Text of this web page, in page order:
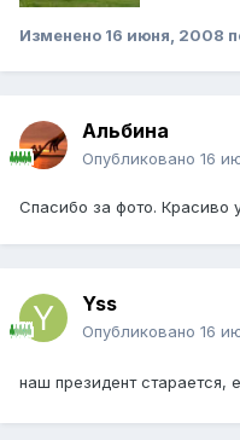
Изменено 16 июня, 2008
Альбина
Опубликовано 16
Спасибо за фото. Красиво
Yss
Опубликовано 16
наш президент старается,